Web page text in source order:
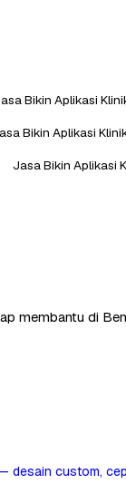
Bikin Aplikasi
Bikin Aplikasi
Jasa Bikin Aplikasi
membantu di
desain custom,